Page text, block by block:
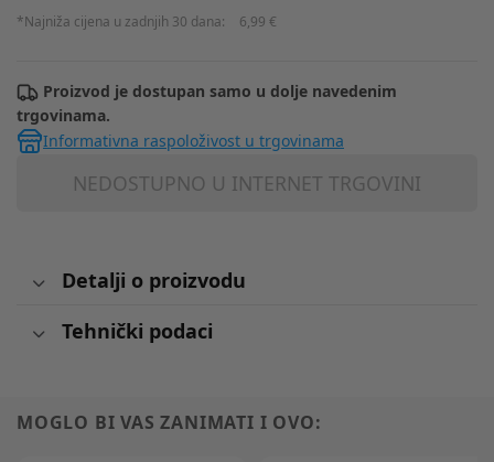
*Najniža cijena u zadnjih 30 dana: 6,99 €
Proizvod je dostupan samo u dolje navedenim
trgovinama.
Informativna raspoloživost u trgovinama
NEDOSTUPNO U INTERNET TRGOVINI
Detalji o proizvodu
Tehnički podaci
MOGLO BI VAS ZANIMATI I OVO: